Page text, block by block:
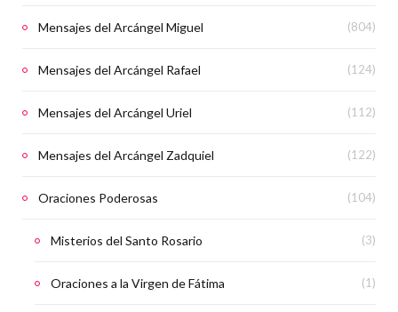
Mensajes del Arcángel Miguel (804)
Mensajes del Arcángel Rafael (124)
Mensajes del Arcángel Uriel (112)
Mensajes del Arcángel Zadquiel (122)
Oraciones Poderosas (104)
Misterios del Santo Rosario (3)
Oraciones a la Virgen de Fátima (1)